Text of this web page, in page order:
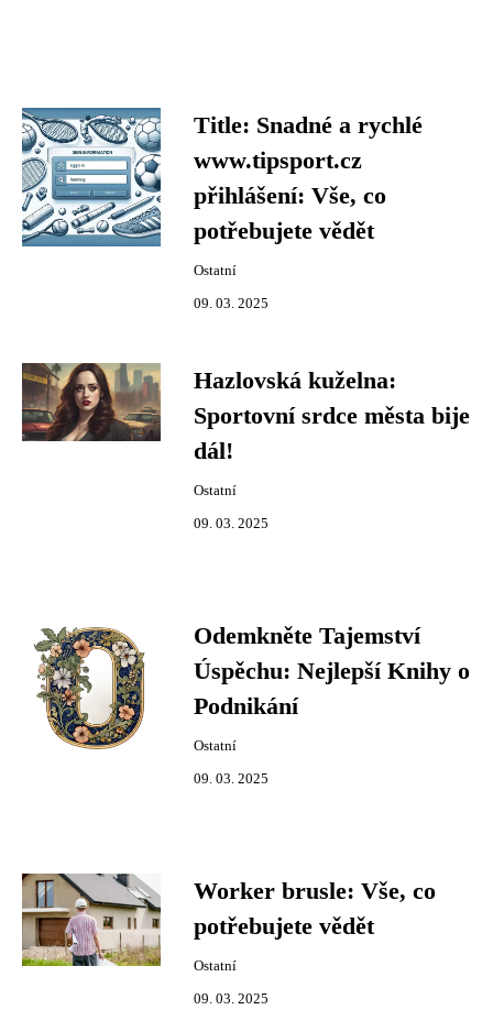
Title: Snadné a rychlé
www.tipsport.cz
přihlášení: Vše, co
potřebujete vědět
Ostatní
09. 03. 2025
Hazlovská kuželna:
Sportovní srdce města bije
dál!
Ostatní
09. 03. 2025
Odemkněte Tajemství
Úspěchu: Nejlepší Knihy o
Podnikání
Ostatní
09. 03. 2025
Worker brusle: Vše, co
potřebujete vědět
Ostatní
09. 03. 2025